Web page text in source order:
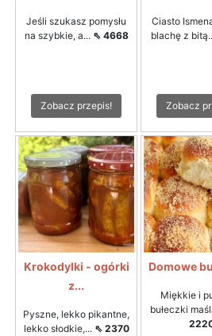
Jeśli szukasz pomysłu
na szybkie, a... ⇖ 4668
Zobacz przepis!
Ciasto
blachę z
Zobacz
Krokodylki - ogórki
z...
Pyszne, lekko pikantne,
lekko słodkie,... ⇖ 2370
Domowe
Miękkie i
bułeczki